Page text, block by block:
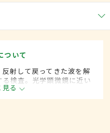
ついて
射して戻ってきた波を解
検査。光学顕微鏡に近い
性症や網膜浮腫の診断や
態把握に有用とされる。
る